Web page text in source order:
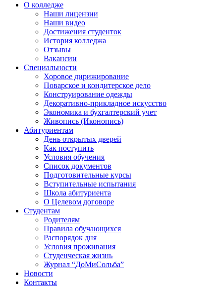
О колледже
Наши лицензии
Наши видео
Достижения студенток
История колледжа
Отзывы
Вакансии
Специальности
Хоровое дирижирование
Поварское и кондитерское дело
Конструирование одежды
Декоративно-прикладное искусство
Экономика и бухгалтерский учет​
Живопись (Иконопись)
Абитуриентам
День открытых дверей
Как поступить
Условия обучения
Список документов
Подготовительные курсы
Вступительные испытания
Школа абитуриента
О Целевом договоре
Студентам
Родителям
Правила обучающихся
Распорядок дня
Условия проживания
Студенческая жизнь
Журнал “ДоМиСольба”
Новости
Контакты